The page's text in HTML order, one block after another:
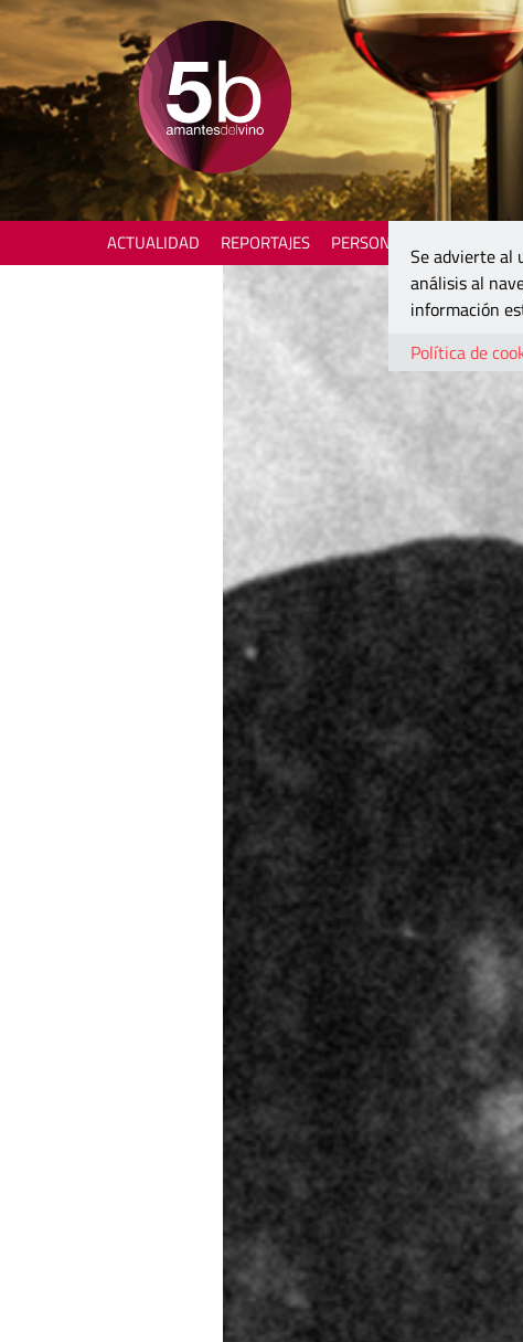
ACTUALIDAD REPORTAJES PERSONAJES
Se advierte al
análisis al
información
Política de